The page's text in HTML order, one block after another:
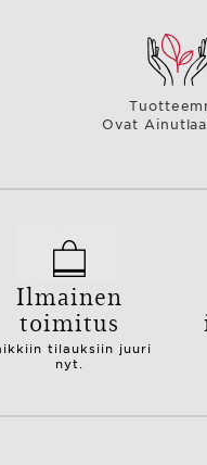
Ovat
Ilmainen
toimitus
tilauksiin juuri
nyt.